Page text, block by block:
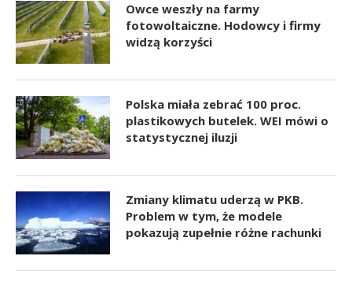
Owce weszły na farmy
fotowoltaiczne. Hodowcy i firmy
widzą korzyści
Polska miała zebrać 100 proc.
plastikowych butelek. WEI mówi o
statystycznej iluzji
Zmiany klimatu uderzą w PKB.
Problem w tym, że modele
pokazują zupełnie różne rachunki